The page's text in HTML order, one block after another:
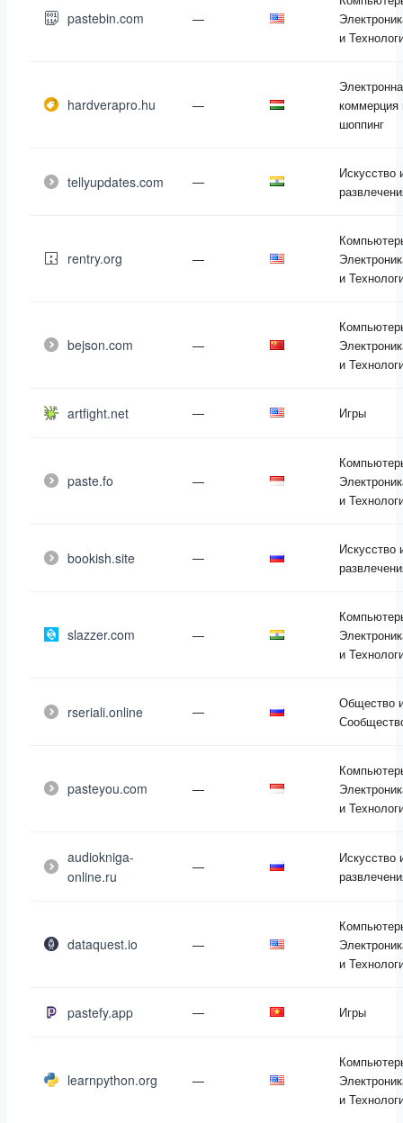
pastebin.com —
и
hardverapro.hu —
коммерция
шоппинг
tellyupdates.com —
Искусство
rentry.org —
и
bejson.com —
и
artfight.net — Игры
paste.fo —
и
bookish.site —
Искусство
slazzer.com —
и
rseriali.online —
Общество
pasteyou.com —
и
audiokniga-
online.ru
—
Искусство
dataquest.io —
и
pastefy.app — Игры
learnpython.org —
и